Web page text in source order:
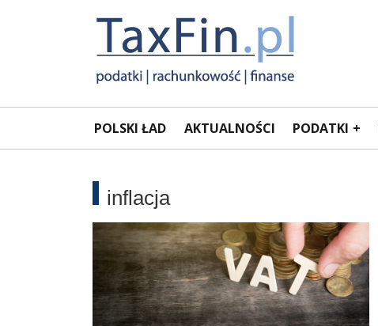
Rachunkowość,
Podatki,
VAT,
Orzeczenia
NSA
i
Portal
dla
księgowych
POLSKI ŁAD AKTUALNOŚCI PODATKI
inflacja